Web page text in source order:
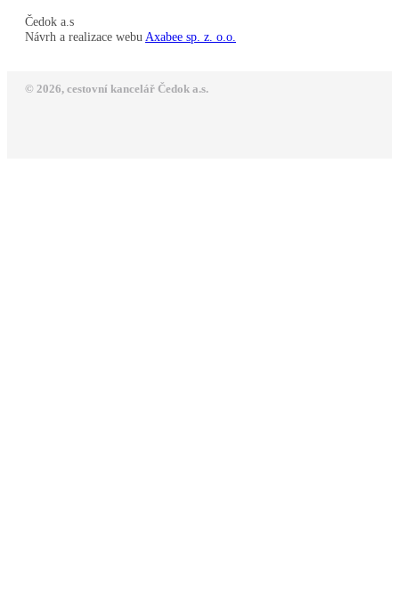
Čedok a.s
Návrh a realizace webu Axabee sp. z. o.o.
© 2026, cestovní kancelář Čedok a.s.